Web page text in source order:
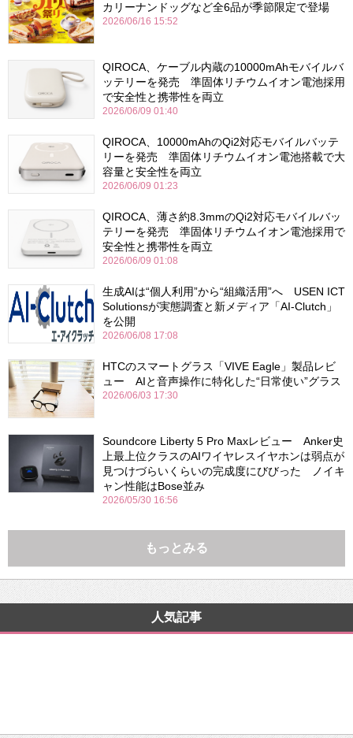
カリーナンドッグなど全6品が季節限定で登場
2026/06/16 15:52
QIROCA、ケーブル内蔵の10000mAhモバイルバ
ッテリーを発売 準固体リチウムイオン電池採用
で安全性と携帯性を両立
2026/06/09 01:40
QIROCA、10000mAhのQi2対応モバイルバッテ
リーを発売 準固体リチウムイオン電池搭載で大
容量と安全性を両立
2026/06/09 01:23
QIROCA、薄さ約8.3mmのQi2対応モバイルバッ
テリーを発売 準固体リチウムイオン電池採用で
安全性と携帯性を両立
2026/06/09 01:08
生成AIは“個人利用”から“組織活用”へ USEN ICT
Solutionsが実態調査と新メディア「AI-Clutch」
を公開
2026/06/08 17:08
HTCのスマートグラス「VIVE Eagle」製品レビ
ュー AIと音声操作に特化した“日常使い”グラス
2026/06/03 17:30
Soundcore Liberty 5 Pro Maxレビュー Anker史
上最上位クラスのAIワイヤレスイヤホンは弱点が
見つけづらいくらいの完成度にびびった ノイキ
ャン性能はBose並み
2026/05/30 16:56
もっとみる
人気記事